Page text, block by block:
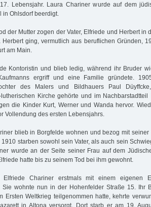
Lebensjahr. Laura Chariner wurde auf dem
in Ohlsdorf beerdigt.
der Mutter zogen der Vater, Elfriede und Herbert in
Herbert ging, vermutlich aus beruflichen Gründen,
am Main.
Kontoristin und blieb ledig, während ihr Bruder
ergriff und eine Familie gründete.
des Malers und Bildhauers Paul
Kirche gehörte und im Nachbarstadtteil
die Kinder Kurt, Werner und Wanda hervor.
Vollendung des ersten Lebensjahrs.
blieb in Borgfelde wohnen und bezog mit
starben sowohl sein Vater, als auch sein
wurde an der Seite seiner Frau auf dem
hatte bis zu seinem Tod bei ihm gewohnt.
Elfriede Chariner erstmals mit einem eigenen
Sie wohnte nun in der Hohenfelder Straße 15. Ihr
Ersten Weltkrieg teilgenommen hatte, kehrte